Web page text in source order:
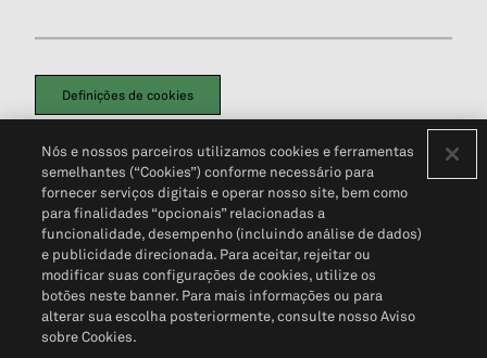
Definições de cookies
Política de PrivacidadePortal de privacidade do cliente (em inglês)
Não Venda Minhas Informações Pessoais© 2026 S&P Global
Nós e nossos parceiros utilizamos cookies e ferramentas
semelhantes (“Cookies”) conforme necessário para
fornecer serviços digitais e operar nosso site, bem como
para finalidades “opcionais” relacionadas a
funcionalidade, desempenho (incluindo análise de dados)
e publicidade direcionada. Para aceitar, rejeitar ou
modificar suas configurações de cookies, utilize os
botões neste banner. Para mais informações ou para
alterar sua escolha posteriormente, consulte nosso Aviso
sobre Cookies.